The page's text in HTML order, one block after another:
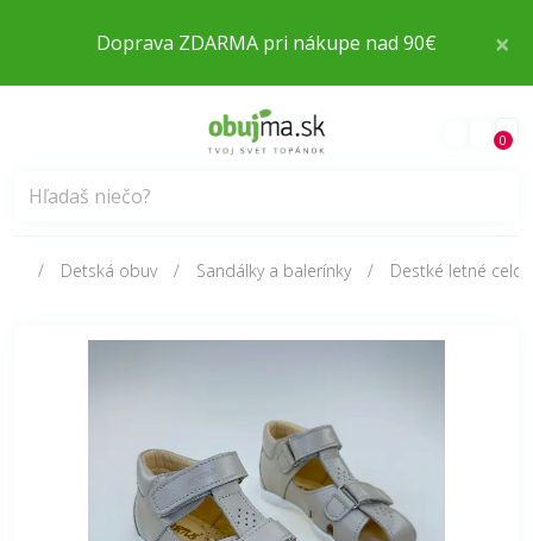
×
Doprava ZDARMA pri nákupe nad 90€
0
Detská obuv Sandálky a balerínky Destké letné